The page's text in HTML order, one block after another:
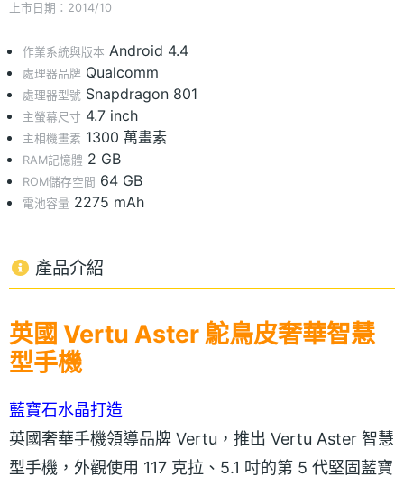
上市日期：2014/10
作業系統與版本 Android 4.4
處理器品牌 Qualcomm
處理器型號 Snapdragon 801
主螢幕尺寸 4.7 inch
主相機畫素 1300 萬畫素
RAM記憶體 2 GB
ROM儲存空間 64 GB
電池容量 2275 mAh
產品介紹
英國 Vertu Aster 鴕鳥皮奢華智慧
型手機
藍寶石水晶打造
英國奢華手機領導品牌 Vertu，推出 Vertu Aster 智慧
型手機，外觀使用 117 克拉、5.1 吋的第 5 代堅固藍寶